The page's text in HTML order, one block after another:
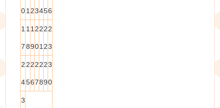
0 1 23456
1
7
1
8
1
9
2
0
2
1
2
2
2
3
2
4
2
5
2
6
2
7
2
8
2
9
3
0
3